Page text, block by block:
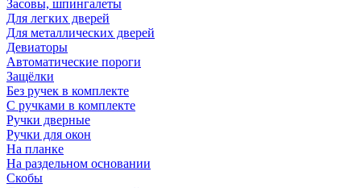
Засовы, шпингалеты
Для легких дверей
Для металлических дверей
Девиаторы
Автоматические пороги
Защёлки
Без ручек в комплекте
С ручками в комплекте
Ручки дверные
Ручки для окон
На планке
На раздельном основании
Скобы